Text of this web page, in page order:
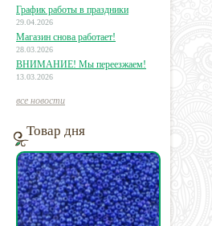
350 руб.
График работы в праздники
29.04.2026
Магазин снова работает!
28.03.2026
ВНИМАНИЕ! Мы переезжаем!
13.03.2026
все новости
Товар дня